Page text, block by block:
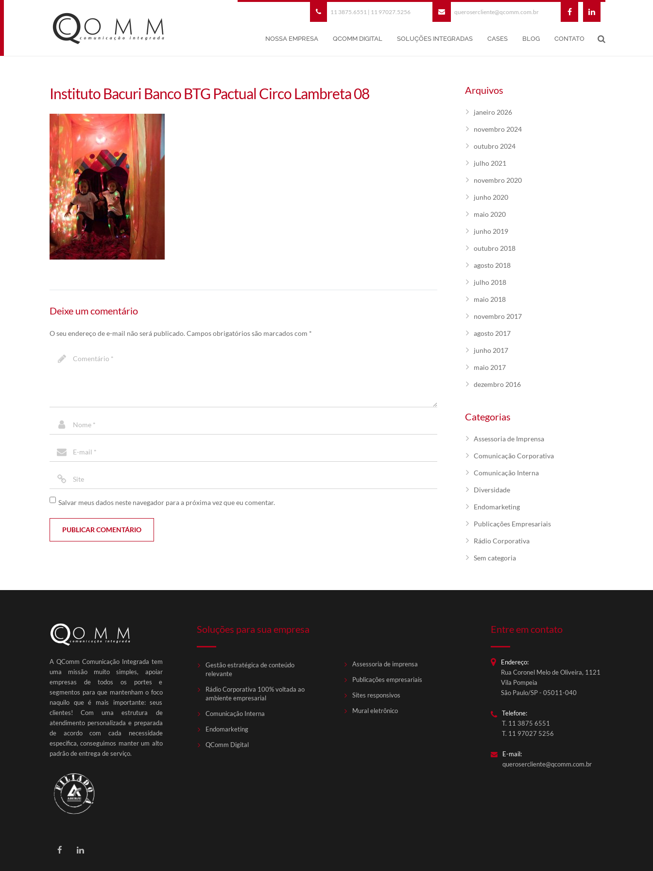
11 3875.6551 | 11 97027.5256 querosercliente@qcomm.com.br
NOSSA EMPRESA QCOMM DIGITAL SOLUÇÕES INTEGRADAS CASES BLOG CONTATO
Instituto Bacuri Banco BTG Pactual Circo Lambreta 08
Deixe um comentário
O seu endereço de e-mail não será publicado. Campos obrigatórios são marcados com *
Salvar meus dados neste navegador para a próxima vez que eu comentar.
Arquivos
janeiro 2026
novembro 2024
outubro 2024
julho 2021
novembro 2020
junho 2020
maio 2020
junho 2019
outubro 2018
agosto 2018
julho 2018
maio 2018
novembro 2017
agosto 2017
junho 2017
maio 2017
dezembro 2016
Categorias
Assessoria de Imprensa
Comunicação Corporativa
Comunicação Interna
Diversidade
Endomarketing
Publicações Empresariais
Rádio Corporativa
Sem categoria
A QComm Comunicação Integrada tem
uma missão muito simples, apoiar
empresas de todos os portes e
segmentos para que mantenham o foco
naquilo que é mais importante: seus
clientes! Com uma estrutura de
atendimento personalizada e preparada
de acordo com cada necessidade
específica, conseguimos manter um alto
padrão de entrega de serviço.
Soluções para sua empresa
Gestão estratégica de conteúdo
relevante
Rádio Corporativa 100% voltada ao
ambiente empresarial
Comunicação Interna
Endomarketing
QComm Digital
Assessoria de imprensa
Publicações empresariais
Sites responsivos
Mural eletrônico
Entre em contato
Endereço:
Rua Coronel Melo de Oliveira, 1121
Vila Pompeia
São Paulo/SP - 05011-040
Telefone:
T. 11 3875 6551
T. 11 97027 5256
E-mail:
querosercliente@qcomm.com.br